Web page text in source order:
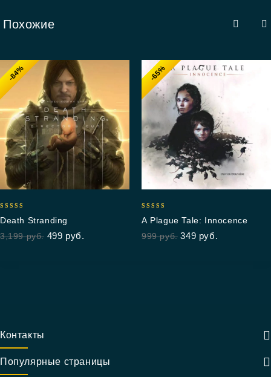
Похожие
-84%
out of 5
Death Stranding
3,199руб. 499 руб.
-65%
out of 5
A Plague Tale: Innocence
999руб. 349 руб.
Контакты
Популярные страницы